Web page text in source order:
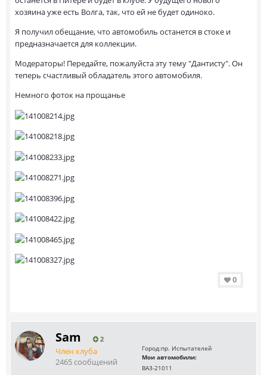
хозяина уже есть Волга, так, что ей не будет одиноко.
Я получил обещание, что автомобиль останется в стоке и
предназначается для коллекции.
Модераторы! Передайте, пожалуйста эту тему "Дантисту". Он
теперь счастливый обладатель этого автомобиля.
Немного фоток на прощанье
0
Sam 2
Член клуба
2465 сообщений
Город:пр. Испытателей
Мои автомобили:
ВАЗ-21011